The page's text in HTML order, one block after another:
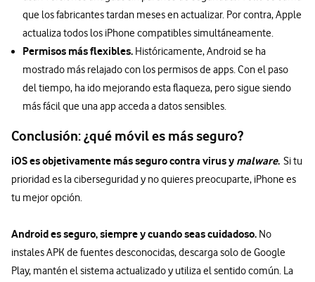
que los fabricantes tardan meses en actualizar. Por contra, Apple
actualiza todos los iPhone compatibles simultáneamente.
Permisos más flexibles. Históricamente, Android se ha
mostrado más relajado con los permisos de apps. Con el paso
del tiempo, ha ido mejorando esta flaqueza, pero sigue siendo
más fácil que una app acceda a datos sensibles.
Conclusión: ¿qué móvil es más seguro?
iOS es objetivamente más seguro contra virus y malware. Si tu
prioridad es la ciberseguridad y no quieres preocuparte, iPhone es
tu mejor opción.
Android es seguro, siempre y cuando seas cuidadoso. No
instales APK de fuentes desconocidas, descarga solo de Google
Play, mantén el sistema actualizado y utiliza el sentido común. La